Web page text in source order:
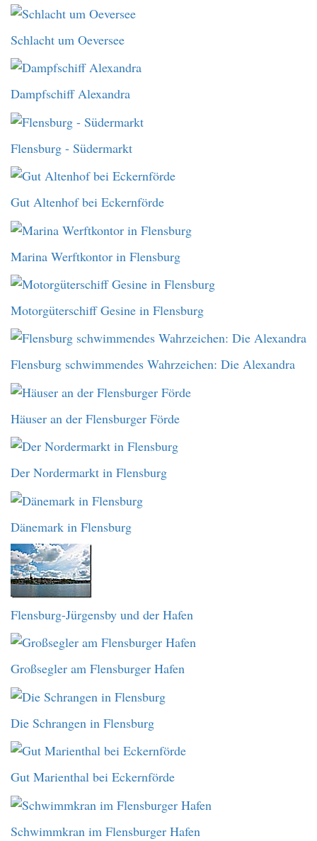
Schlacht um Oeversee
Dampfschiff Alexandra
Flensburg - Südermarkt
Gut Altenhof bei Eckernförde
Marina Werftkontor in Flensburg
Motorgüterschiff Gesine in Flensburg
Flensburg schwimmendes Wahrzeichen: Die Alexandra
Häuser an der Flensburger Förde
Der Nordermarkt in Flensburg
Dänemark in Flensburg
Flensburg-Jürgensby und der Hafen
Großsegler am Flensburger Hafen
Die Schrangen in Flensburg
Gut Marienthal bei Eckernförde
Schwimmkran im Flensburger Hafen